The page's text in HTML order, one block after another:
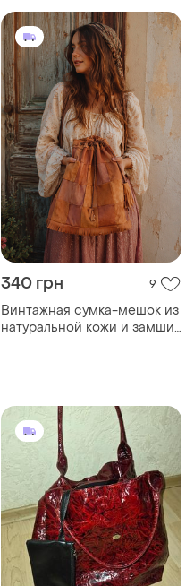
340 грн 9
Винтажная сумка-мешок из
натуральной кожи и замши,